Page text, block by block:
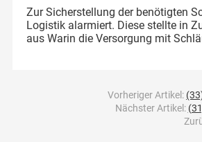
Zur Sicherstellung der benötigten
Logistik alarmiert. Diese stellte in
aus Warin die Versorgung mit
Vorheriger Artikel:
Nächster Artikel: